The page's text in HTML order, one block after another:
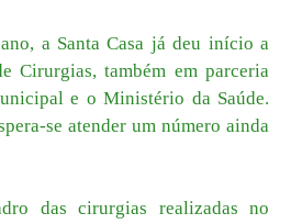
a Santa Casa já deu início a
Cirurgias, também em parceria
e o Ministério da Saúde.
se atender um número ainda
das cirurgias realizadas no